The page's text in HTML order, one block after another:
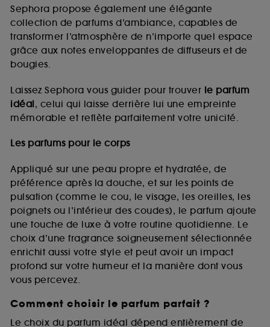
Sephora propose également une élégante
collection de parfums d’ambiance, capables de
transformer l’atmosphère de n’importe quel espace
grâce aux notes enveloppantes de diffuseurs et de
bougies.
Laissez Sephora vous guider pour trouver le parfum
idéal, celui qui laisse derrière lui une empreinte
mémorable et reflète parfaitement votre unicité.
Les parfums pour le corps
Appliqué sur une peau propre et hydratée, de
préférence après la douche, et sur les points de
pulsation (comme le cou, le visage, les oreilles, les
poignets ou l’intérieur des coudes), le parfum ajoute
une touche de luxe à votre routine quotidienne. Le
choix d’une fragrance soigneusement sélectionnée
enrichit aussi votre style et peut avoir un impact
profond sur votre humeur et la manière dont vous
vous percevez.
Comment choisir le parfum parfait ?
Le choix du parfum idéal dépend entièrement de
de vous plaire via des publicités, y compris sur des
sites tiers et sur les réseaux sociaux, sur la base
des pages que vous avez consultées, de votre
navigation, et de l'historique de vos interactions.
d’en améliorer la performance.
Cookies de sécurisation des paiements en ligne :
fraudes aux moyens de paiement et les
usurpations d’identité.
Cookies fonctionnels :il s’agit de cookies
permettant l’affichage et/ou la fourniture de
certaines fonctionnalités du site, tel que les
cookies d’authentification qui sont utilisés afin de
vous faire bénéficier de l’authentification
prolongée vous permettant d’accéder à votre
compte lors de votre prochaine visite sur le site
sans saisir à nouveau votre identifiant et mot de
passe.
A l'exception des cookies techniques, le dépôt et la
lecture de ces traceurs requiert votre accord. Vous